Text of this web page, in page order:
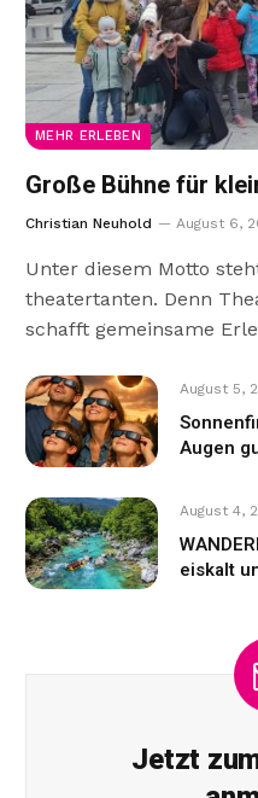
MEHR ERLEBEN
Große Bühne für
Christian Neuhold August 6,
Unter diesem Motto
theatertanten. Denn
schafft gemeinsame
August 5,
Augen
August 4,
eiskalt
Jetzt